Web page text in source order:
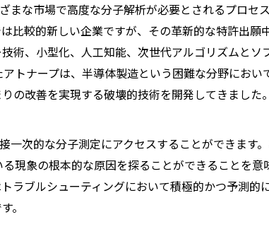
な市場で高度な分子解析が必要とされるプロセ
比較的新しい企業ですが、その革新的な特許出願
術、小型化、人工知能、次世代アルゴリズムとソ
トナープは、半導体製造という困難な分野におい
の改善を実現する破壊的技術を開発してきました。
次的な分子測定にアクセスすることができます
現象の根本的な原因を探ることができることを意
ラブルシューティングにおいて積極的かつ予測的
。